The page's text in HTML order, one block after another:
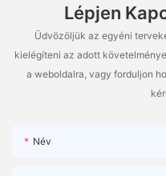
Lépjen
Üdvözöljük az egyéni
kielégíteni az adott
a weboldalra, vagy forduljon
Név